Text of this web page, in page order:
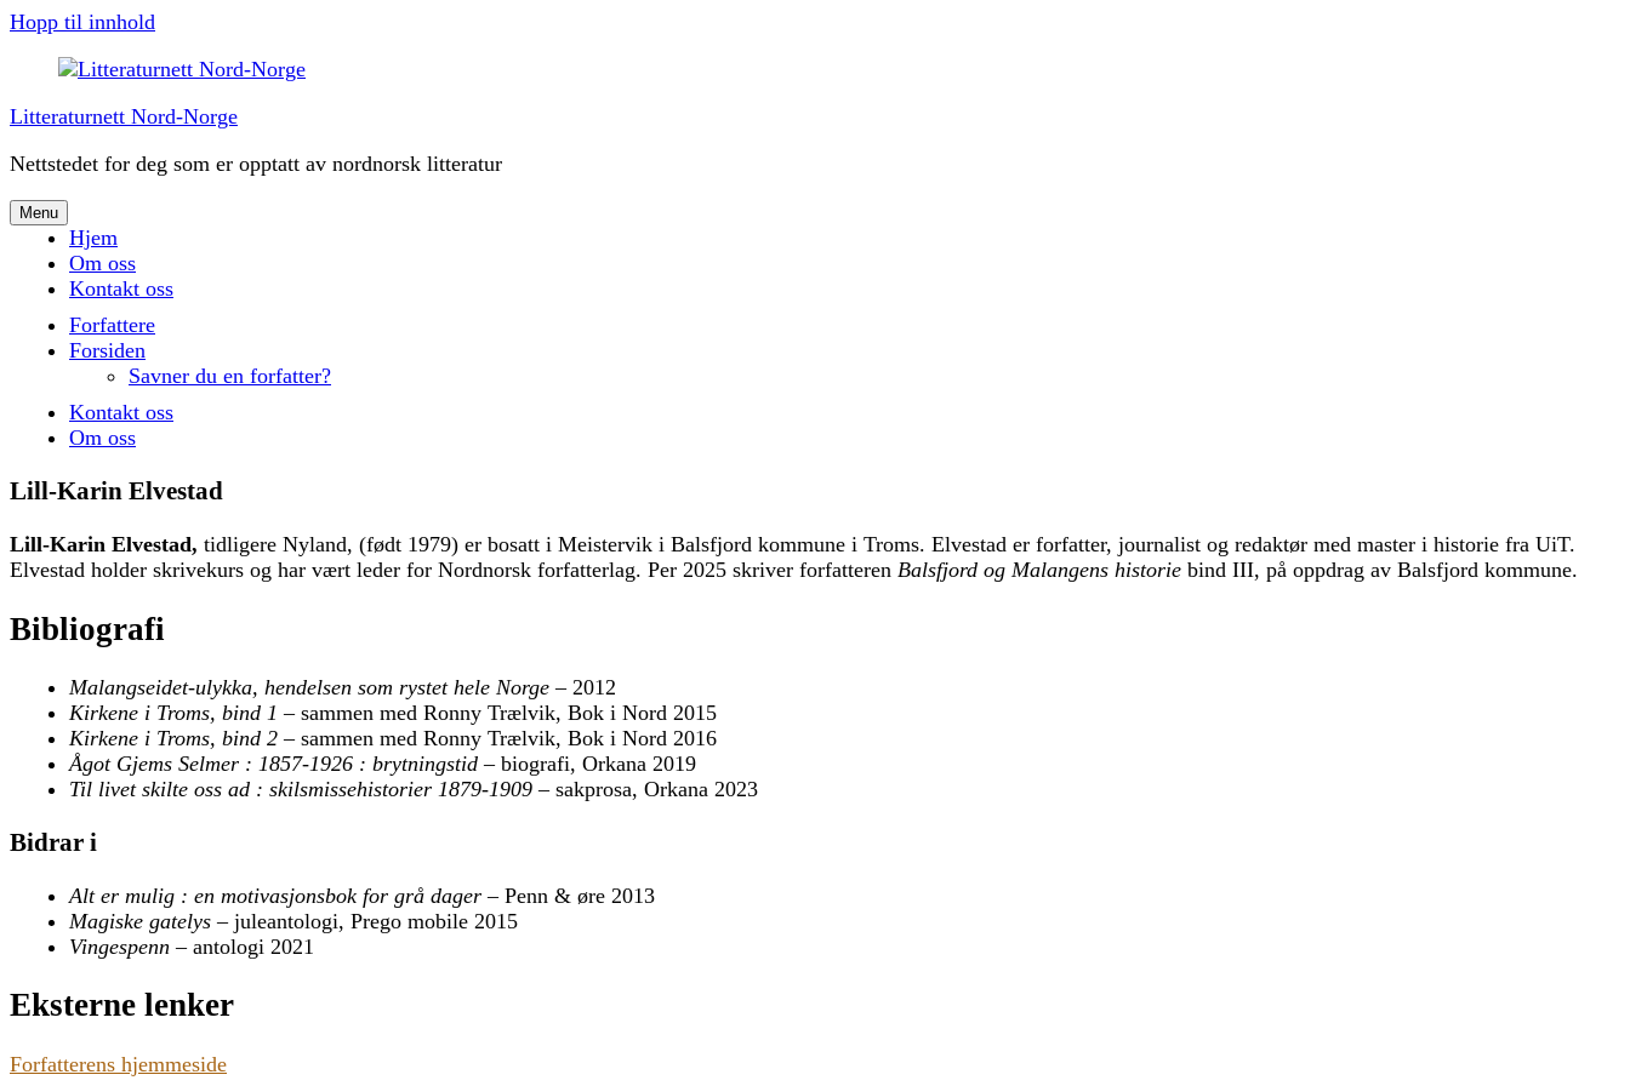
Hopp til innhold
Litteraturnett Nord-Norge
Nettstedet for deg som er opptatt av nordnorsk litteratur
Menu
Hjem
Om oss
Kontakt oss
Forfattere
Forsiden
Savner du en forfatter?
Kontakt oss
Om oss
Lill-Karin Elvestad
Lill-Karin Elvestad, tidligere Nyland, (født 1979) er bosatt i Meistervik i Balsfjord kommune i Troms. Elvestad er forfatter, journalist og redaktør med master i historie fra UiT.
Elvestad holder skrivekurs og har vært leder for Nordnorsk forfatterlag. Per 2025 skriver forfatteren Balsfjord og Malangens historie bind III, på oppdrag av Balsfjord kommune.
Bibliografi
Malangseidet-ulykka, hendelsen som rystet hele Norge –2012
Kirkene i Troms, bind 1 –sammen med Ronny Trælvik, Bok i Nord 2015
Kirkene i Troms, bind 2 –sammen med Ronny Trælvik, Bok i Nord 2016
Ågot Gjems Selmer : 1857-1926 : brytningstid –biografi, Orkana 2019
Til livet skilte oss ad : skilsmissehistorier 1879-1909 – sakprosa, Orkana 2023
Bidrar i
Alt er mulig : en motivasjonsbok for grå dager –Penn & øre 2013
Magiske gatelys –juleantologi, Prego mobile 2015
Vingespenn – antologi 2021
Eksterne lenker
Forfatterens hjemmeside